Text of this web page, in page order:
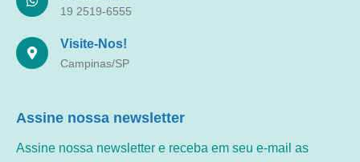
19 2519-6555
Visite-Nos!
Campinas/SP
Assine nossa newsletter
Assine nossa newsletter e receba em seu e-mail as